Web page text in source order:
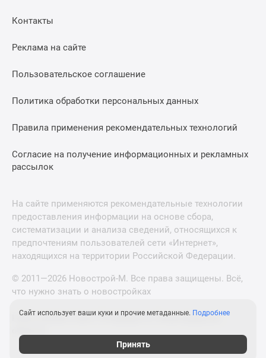
Контакты
Реклама на сайте
Пользовательское соглашение
Политика обработки персональных данных
Правила применения рекомендательных технологий
Согласие на получение информационных и рекламных
рассылок
На сайте применяются рекомендательные технологии
предоставления информации на основе сбора,
систематизации и анализа сведений, относящихся к
предпочтениям пользователей сети «Интернет»,
находящихся на территории Российской Федерации.
© 2011—2026 Новострой-М. Все права защищены. Всё,
что нужно знать о новостройках
Новостройки Санкт-Петербурга и Ленинградской
Сайт использует ваши куки и прочие метаданные. Подробнее
Принять